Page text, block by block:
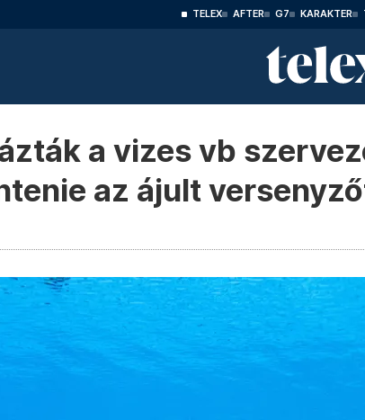
TELEX AFTER G7 KARAKTER
a vizes vb
az ájult